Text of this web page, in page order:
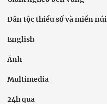
Dân tộc thiểu số và miền núi
English
Ảnh
Multimedia
24h qua